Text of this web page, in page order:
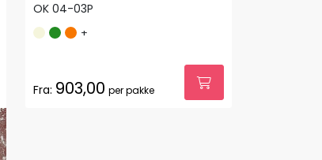
OK 04-03P
+
Fra: 903,00 per pakke